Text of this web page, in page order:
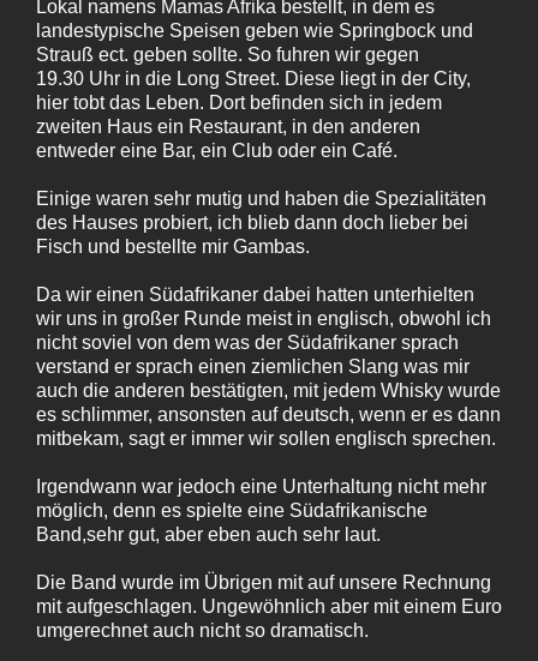
Lokal namens Mamas Afrika bestellt, in dem es
landestypische Speisen geben wie Springbock und
Strauß ect. geben sollte. So fuhren wir gegen
19.30 Uhr in die Long Street. Diese liegt in der City,
hier tobt das Leben. Dort befinden sich in jedem
zweiten Haus ein Restaurant, in den anderen
entweder eine Bar, ein Club oder ein Café.
Einige waren sehr mutig und haben die Spezialitäten
des Hauses probiert, ich blieb dann doch lieber bei
Fisch und bestellte mir Gambas.
Da wir einen Südafrikaner dabei hatten unterhielten
wir uns in großer Runde meist in englisch, obwohl ich
nicht soviel von dem was der Südafrikaner sprach
verstand er sprach einen ziemlichen Slang was mir
auch die anderen bestätigten, mit jedem Whisky wurde
es schlimmer, ansonsten auf deutsch, wenn er es dann
mitbekam, sagt er immer wir sollen englisch sprechen.
Irgendwann war jedoch eine Unterhaltung nicht mehr
möglich, denn es spielte eine Südafrikanische
Band,sehr gut, aber eben auch sehr laut.
Die Band wurde im Übrigen mit auf unsere Rechnung
mit aufgeschlagen. Ungewöhnlich aber mit einem Euro
umgerechnet auch nicht so dramatisch.